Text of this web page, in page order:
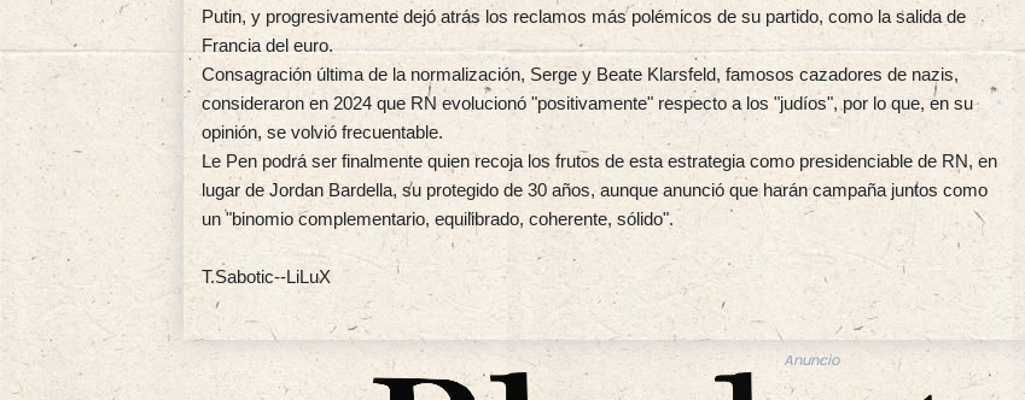
Putin, y progresivamente dejó atrás los reclamos más polémicos de su partido, como la salida de
Francia del euro.
Consagración última de la normalización, Serge y Beate Klarsfeld, famosos cazadores de nazis,
consideraron en 2024 que RN evolucionó "positivamente" respecto a los "judíos", por lo que, en su
opinión, se volvió frecuentable.
Le Pen podrá ser finalmente quien recoja los frutos de esta estrategia como presidenciable de RN, en
lugar de Jordan Bardella, su protegido de 30 años, aunque anunció que harán campaña juntos como
un "binomio complementario, equilibrado, coherente, sólido".
T.Sabotic--LiLuX
Anuncio